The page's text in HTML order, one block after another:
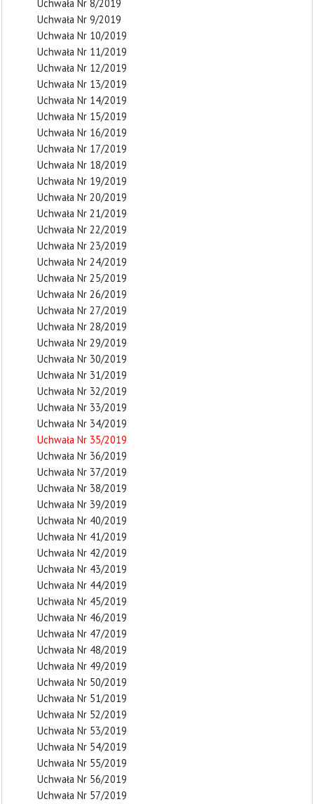
Uchwała Nr 8/2019
Uchwała Nr 9/2019
Uchwała Nr 10/2019
Uchwała Nr 11/2019
Uchwała Nr 12/2019
Uchwała Nr 13/2019
Uchwała Nr 14/2019
Uchwała Nr 15/2019
Uchwała Nr 16/2019
Uchwała Nr 17/2019
Uchwała Nr 18/2019
Uchwała Nr 19/2019
Uchwała Nr 20/2019
Uchwała Nr 21/2019
Uchwała Nr 22/2019
Uchwała Nr 23/2019
Uchwała Nr 24/2019
Uchwała Nr 25/2019
Uchwała Nr 26/2019
Uchwała Nr 27/2019
Uchwała Nr 28/2019
Uchwała Nr 29/2019
Uchwała Nr 30/2019
Uchwała Nr 31/2019
Uchwała Nr 32/2019
Uchwała Nr 33/2019
Uchwała Nr 34/2019
Uchwała Nr 35/2019
Uchwała Nr 36/2019
Uchwała Nr 37/2019
Uchwała Nr 38/2019
Uchwała Nr 39/2019
Uchwała Nr 40/2019
Uchwała Nr 41/2019
Uchwała Nr 42/2019
Uchwała Nr 43/2019
Uchwała Nr 44/2019
Uchwała Nr 45/2019
Uchwała Nr 46/2019
Uchwała Nr 47/2019
Uchwała Nr 48/2019
Uchwała Nr 49/2019
Uchwała Nr 50/2019
Uchwała Nr 51/2019
Uchwała Nr 52/2019
Uchwała Nr 53/2019
Uchwała Nr 54/2019
Uchwała Nr 55/2019
Uchwała Nr 56/2019
Uchwała Nr 57/2019